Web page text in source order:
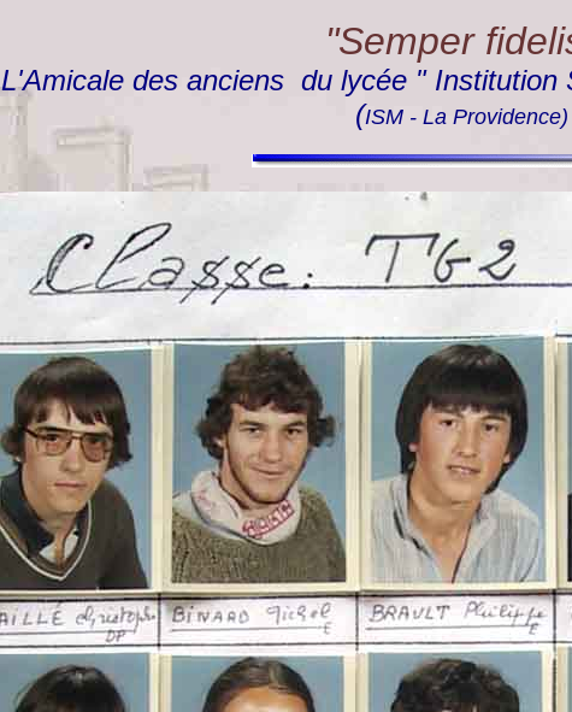
"Semper
L'Amicale des anciens du lycée " Institution
(ISM - La Providence)